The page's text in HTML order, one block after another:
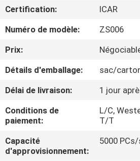
NOUS
VISITE
D'USINE
DE
QUALITÉ
Certification:
ICAR
Numéro de modèle:
ZS006
Prix:
Détails d'emballage:
sac/
Délai de livraison:
1 jour
Conditions de
paiement:
L/C,
T/T
Capacité
d'approvisionnement:
5000